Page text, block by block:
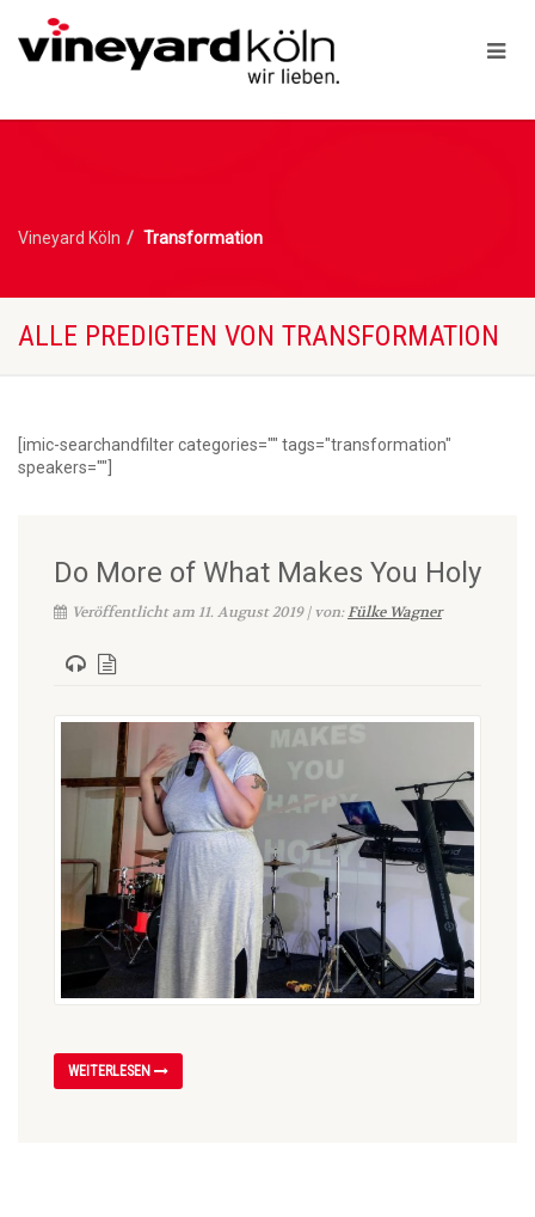
Vineyard Köln Transformation
ALLE PREDIGTEN VON TRANSFORMATION
[imic-searchandfilter categories="" tags="transformation"
speakers=""]
Do More of What Makes You Holy
Veröffentlicht am 11. August 2019 | von:Fülke Wagner
WEITERLESEN